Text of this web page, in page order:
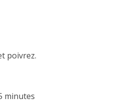
poivrez.
minutes